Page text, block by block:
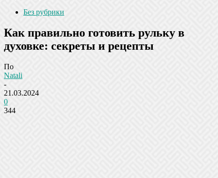
Без рубрики
Как правильно готовить рульку в
духовке: секреты и рецепты
По
Natali
-
21.03.2024
0
344